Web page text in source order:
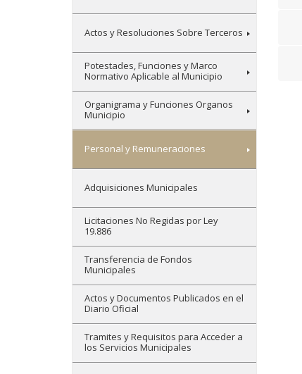
Actos y Resoluciones Sobre Terceros
Potestades, Funciones y Marco
Normativo Aplicable al Municipio
Organigrama y Funciones Organos
Municipio
Personal y Remuneraciones
Adquisiciones Municipales
Licitaciones No Regidas por Ley
19.886
Transferencia de Fondos
Municipales
Actos y Documentos Publicados en el
Diario Oficial
Tramites y Requisitos para Acceder a
los Servicios Municipales